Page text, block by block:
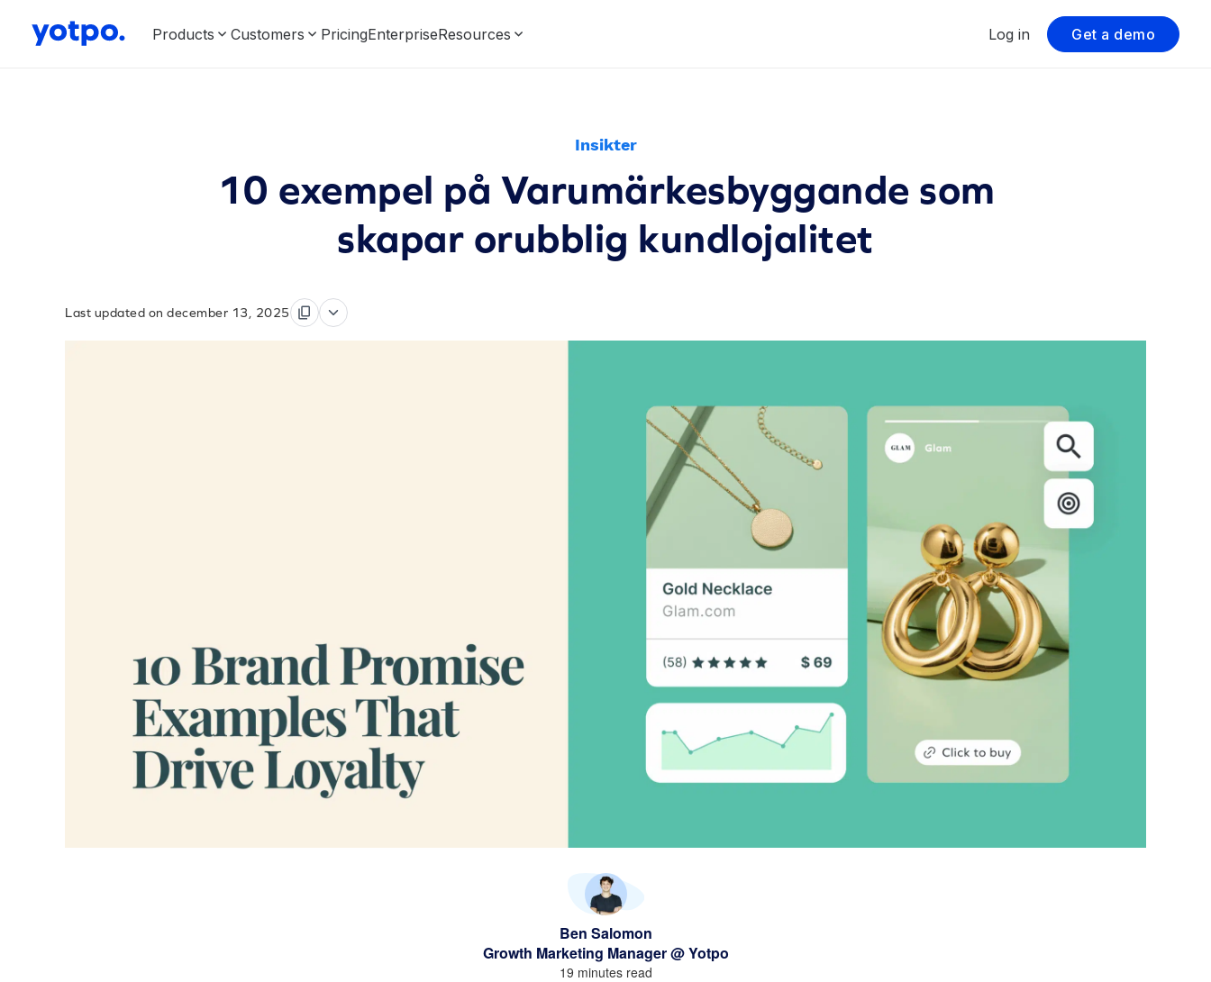
Products Customers PricingEnterpriseResources Log in Get a demo
Insikter
10 exempel på Varumärkesbyggande som
skapar orubblig kundlojalitet
Last updated on december 13, 2025
Ben Salomon
Growth Marketing Manager @ Yotpo
19 minutes read